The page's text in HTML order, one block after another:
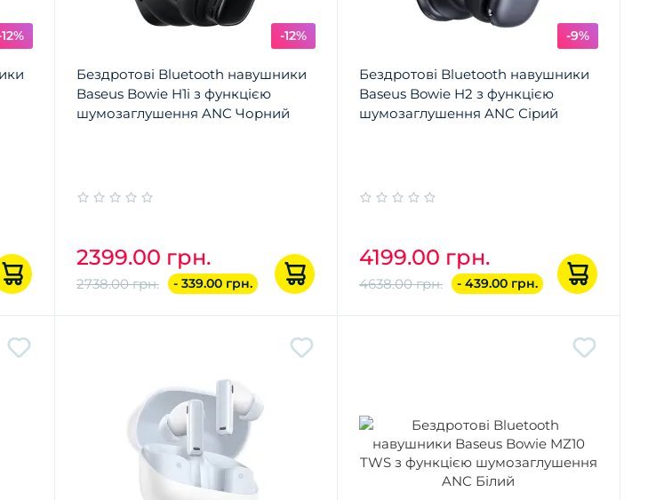
-12%
Бездротові Bluetooth навушники
Baseus Bowie H1i з функцією
шумозаглушення ANC Чорний
2399.00 грн.
2738.00 грн. - 339.00 грн.
-9%
Бездротові Bluetooth навушники
Baseus Bowie H2 з функцією
шумозаглушення ANC Сірий
4199.00 грн.
4638.00 грн. - 439.00 грн.